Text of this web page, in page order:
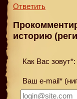
Ответить
историю
Как Вас зовут*:
Ваш e-mail*